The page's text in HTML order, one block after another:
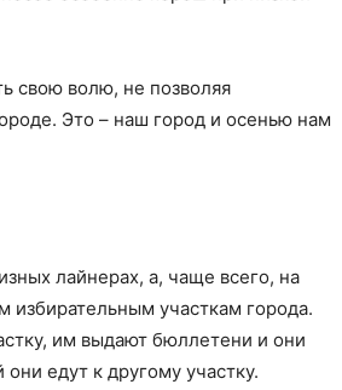
свою волю, не позволяя
Это – наш город и осенью нам
лайнерах, а, чаще всего, на
избирательным участкам города.
им выдают бюллетени и они
едут к другому участку.